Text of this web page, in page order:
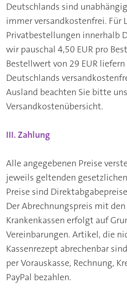
Deutschlands sind
immer versandkostenfrei. Für
Privatbestellungen innerhalb
wir pauschal 4,50 EUR pro
Bestellwert von 29 EUR
Deutschlands
Ausland beachten Sie bitte
Versandkostenübersicht.
III. Zahlung
Alle angegebenen Preise
jeweils geltenden
Preise sind
Der Abrechnungspreis mit
Krankenkassen erfolgt auf
Vereinbarungen. Artikel, die
Kassenrezept abrechenbar
per Vorauskasse, Rechnung,
PayPal bezahlen.